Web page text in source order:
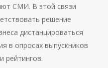
СМИ. В этой связи
решение
дистанцироваться
в опросах выпускников
рейтингов.